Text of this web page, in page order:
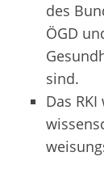
des
ÖGD
sind.
Das